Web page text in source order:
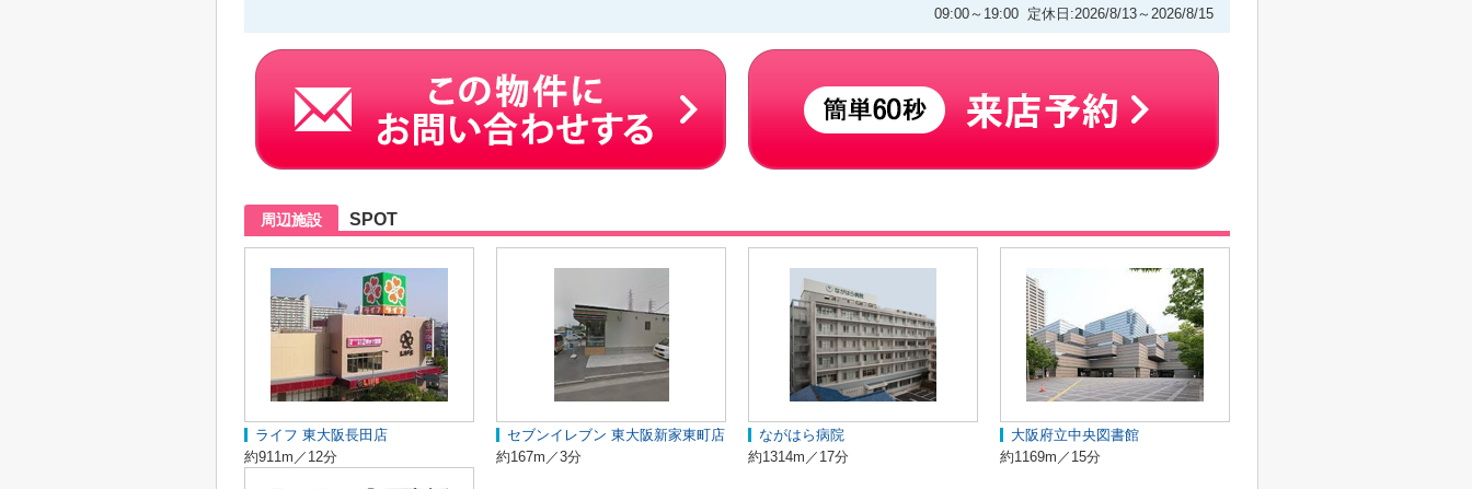
09:00～19:00 定休日:2026/8/13～2026/8/15
周辺施設 SPOT
ライフ 東大阪長田店
約911m／12分
セブンイレブン 東大阪新家東町店
約167m／3分
ながはら病院
約1314m／17分
大阪府立中央図書館
約1169m／15分